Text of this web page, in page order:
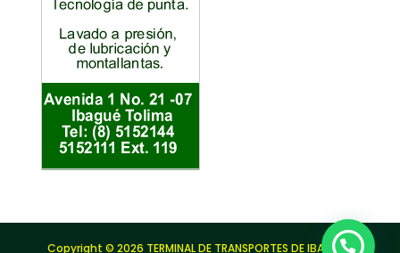
Copyright © 2026 TERMINAL DE TRANSPORTES DE IBAGUÉ |